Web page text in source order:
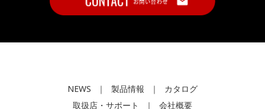
NEWS ｜ 製品情報 ｜
カタログ
取扱店・サポート
｜ 会社概要